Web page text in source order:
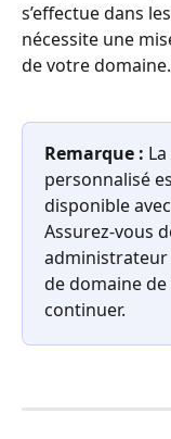
s’effectue dans
nécessite une
de votre domaine.
Remarque :
personnalisé
disponible
Assurez-vous
administrateur
de domaine
continuer.